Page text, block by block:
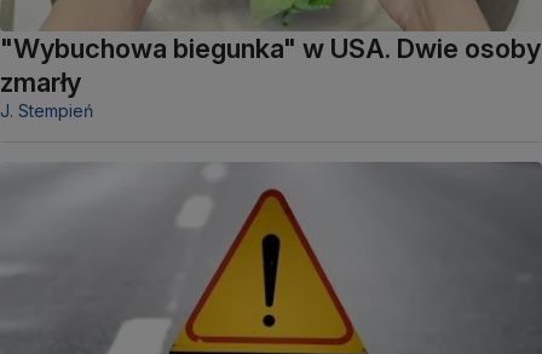
"Wybuchowa biegunka" w USA. Dwie osoby
zmarły
J. Stempień